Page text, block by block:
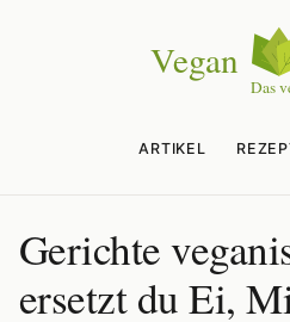
ARTIKEL
Gerichte
ersetzt du Ei,